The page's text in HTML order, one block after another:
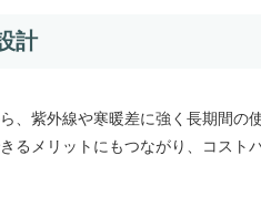
計
、紫外線や寒暖差に強く長期間の
るメリットにもつながり、コスト